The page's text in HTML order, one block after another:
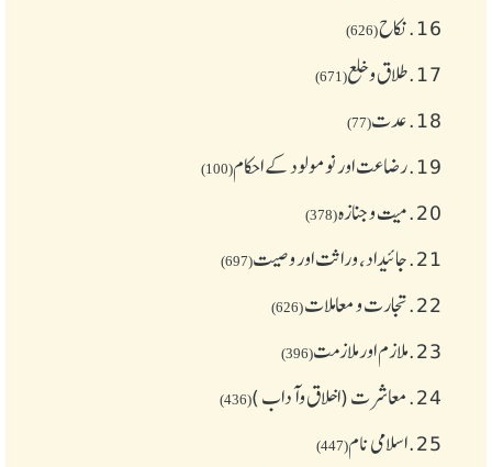
16. نکاح(626)
17. طلاق و خلع(671)
18. عدت(77)
19. رضاعت اور نومولود کے احکام(100)
20. میت و جنازہ(378)
21. جائیداد، وراثت اور وصیت(697)
22. تجارت و معاملات(626)
23. ملازم اور ملازمت(396)
24. معاشرت (اخلاق وآداب )(436)
25. اسلامی نام(447)